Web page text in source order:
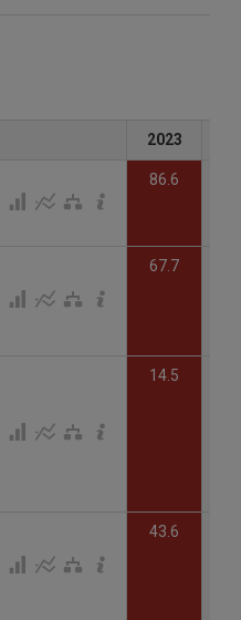
2023
86.6
67.7
14.5
43.6